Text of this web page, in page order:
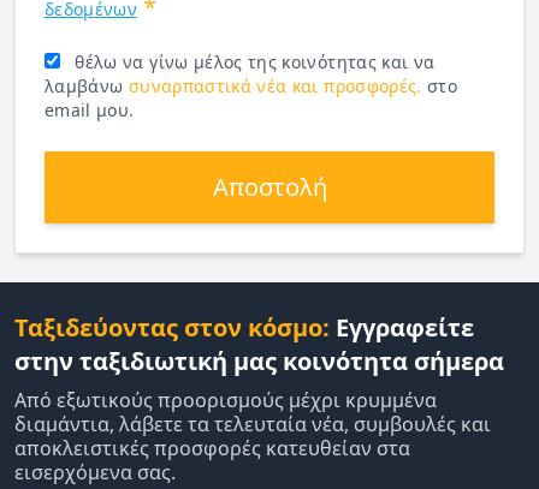
δεδομένων
θέλω να γίνω μέλος της κοινότητας και να
λαμβάνω συναρπαστικά νέα και προσφορές. στο
email μου.
Αποστολή
Ταξιδεύοντας στον κόσμο: Εγγραφείτε
στην ταξιδιωτική μας κοινότητα σήμερα
Από εξωτικούς προορισμούς μέχρι κρυμμένα
διαμάντια, λάβετε τα τελευταία νέα, συμβουλές και
αποκλειστικές προσφορές κατευθείαν στα
εισερχόμενα σας.